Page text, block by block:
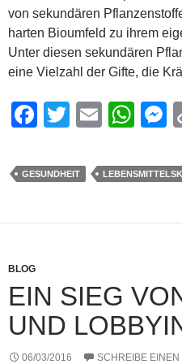
von sekundären
harten Bioumfeld zu ihrem
Unter diesen sekundären
eine Vielzahl der Gifte, die
F
c
b
k
T
tt
E
ail
W
at
A n
GESUNDHEIT
BLOG
EIN SIEG
UND
06/03/2016 SCHREIBE EINEN